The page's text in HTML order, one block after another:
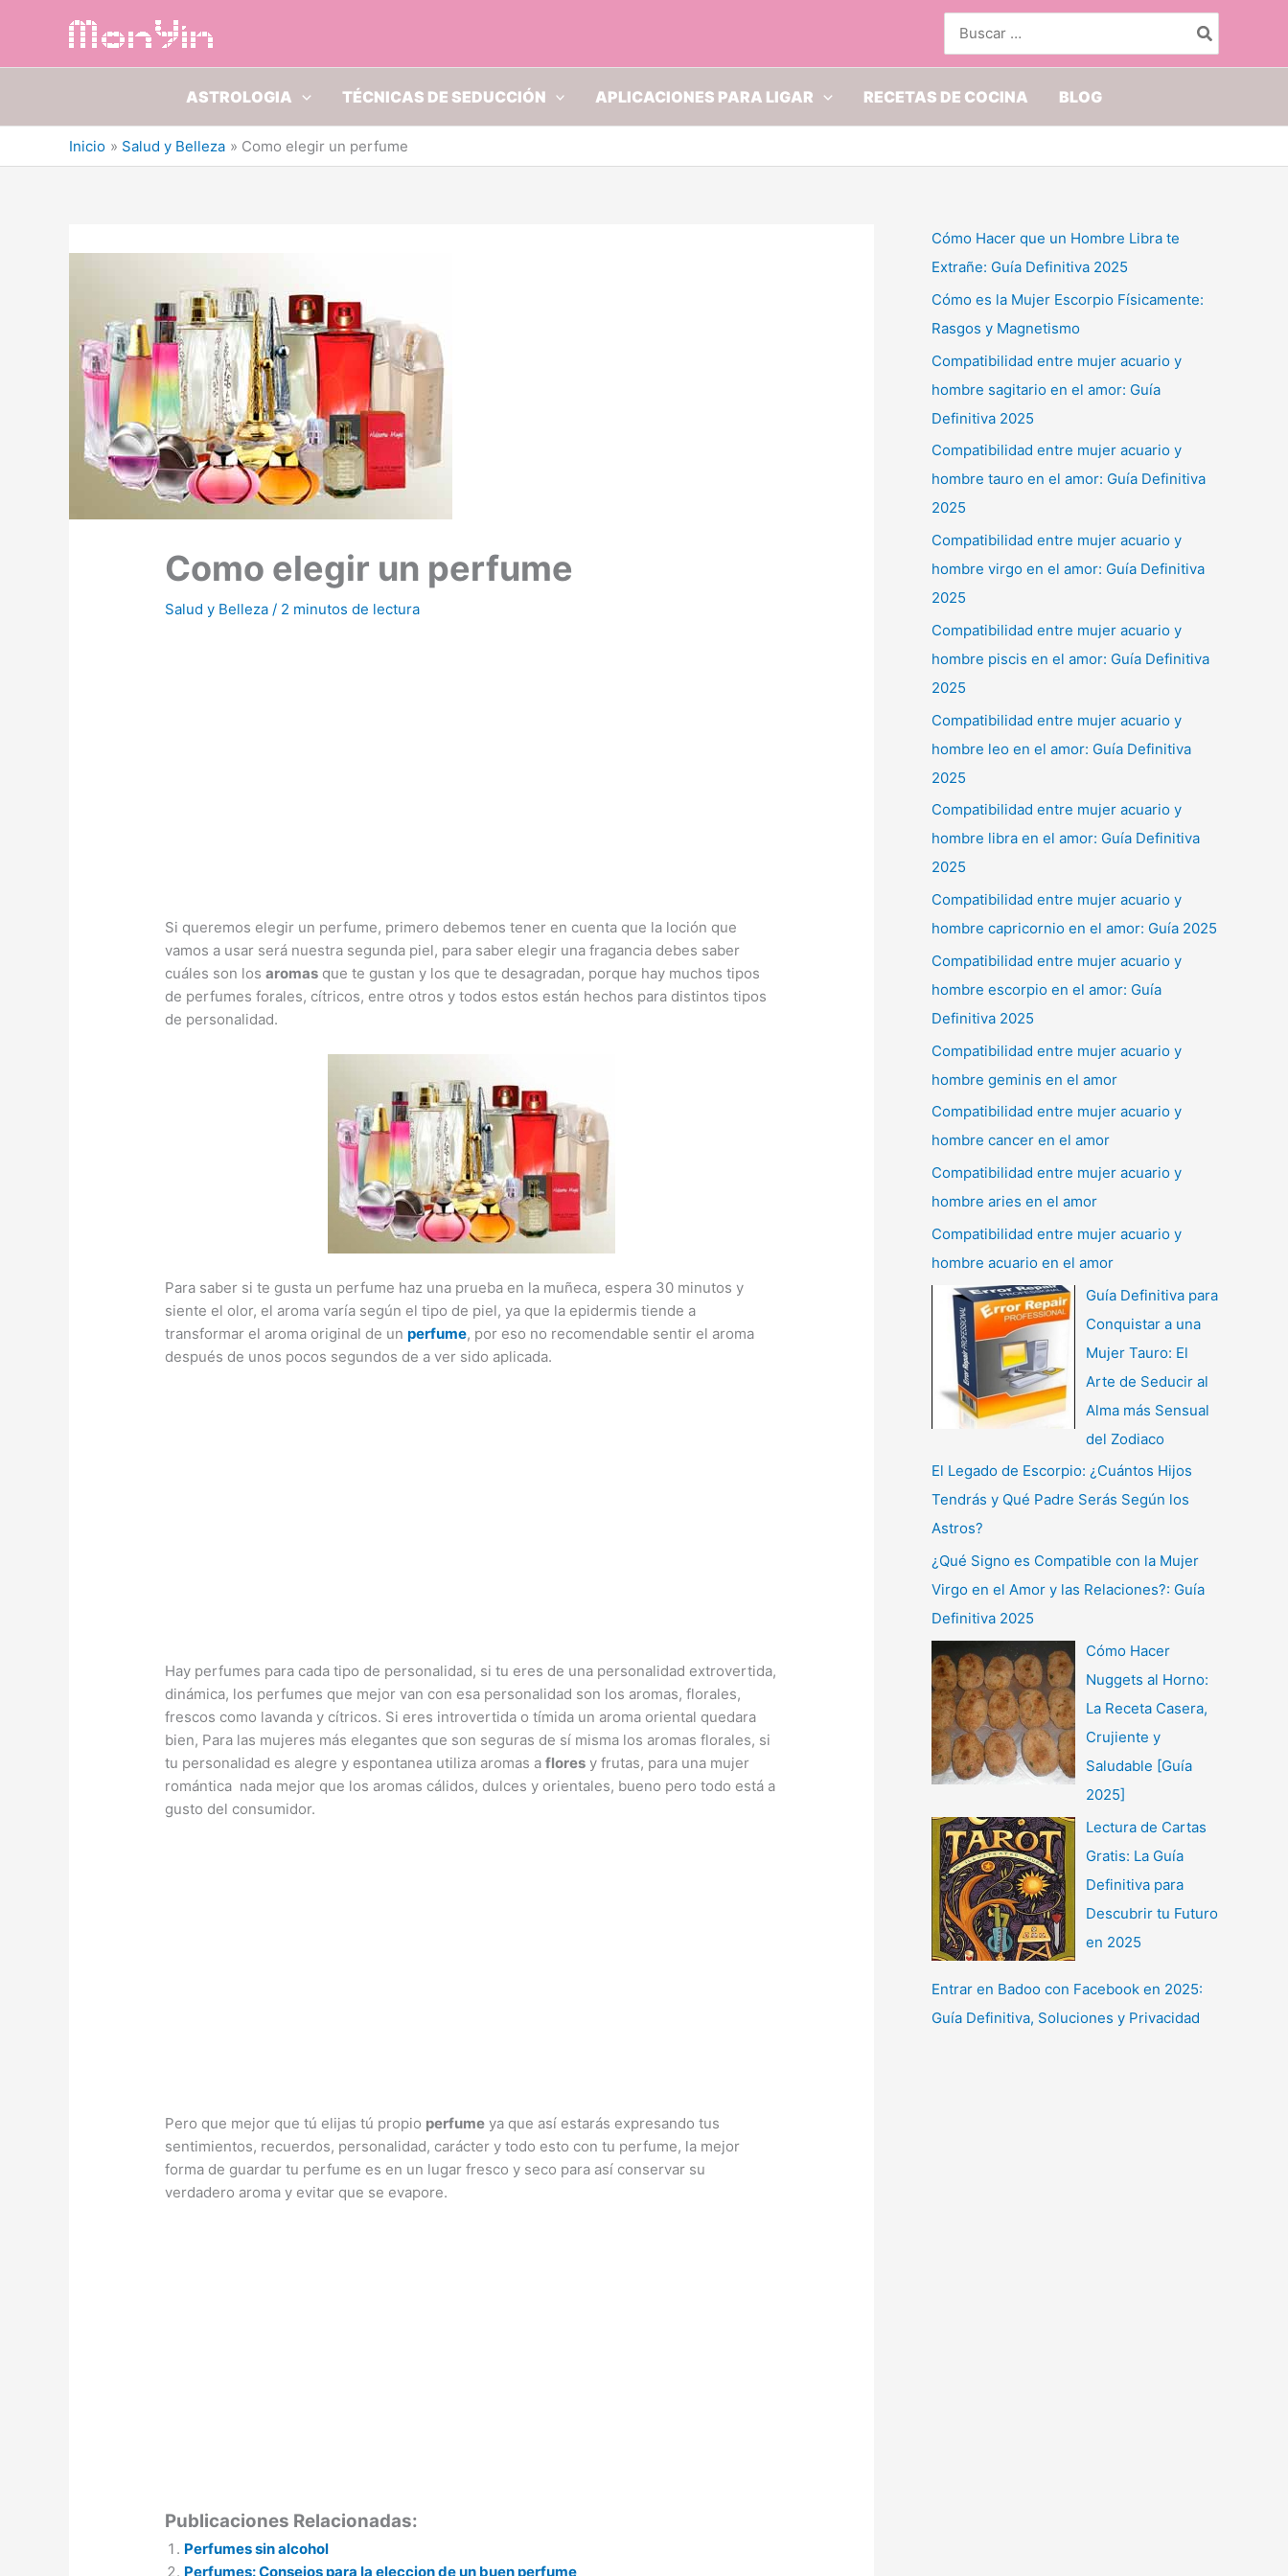
por:
ASTROLOGIA TÉCNICAS DE SEDUCCIÓN APLICACIONES PARA LIGAR RECETAS DE COCINA BLOG
Inicio Salud y Belleza Como elegir un perfume
Como elegir un perfume
Salud y Belleza / 2 minutos de lectura
Si queremos elegir un perfume, primero debemos tener en cuenta que la loción que
vamos a usar será nuestra segunda piel, para saber elegir una fragancia debes saber
cuáles son losaromas que te gustan y los que te desagradan, porque hay muchos tipos
de perfumes forales, cítricos, entre otros y todos estos están hechos para distintos tipos
de personalidad.
Para saber si te gusta un perfume haz una prueba en la muñeca, espera 30 minutos y
siente el olor, el aroma varía según el tipo de piel, ya que la epidermis tiende a
transformar el aroma original de unperfume, por eso no recomendable sentir el aroma
después de unos pocos segundos de a ver sido aplicada.
Hay perfumes para cada tipo de personalidad, si tu eres de una personalidad extrovertida,
dinámica, los perfumes que mejor van con esa personalidad son los aromas, florales,
frescos como lavanda y cítricos. Si eres introvertida o tímida un aroma oriental quedara
bien, Para las mujeres más elegantes que son seguras de sí misma los aromas florales, si
tu personalidad es alegre y espontanea utiliza aromas aflores y frutas, para una mujer
romántica nada mejor que los aromas cálidos, dulces y orientales, bueno pero todo está a
gusto del consumidor.
Pero que mejor que tú elijas tú propio perfume ya que así estarás expresando tus
sentimientos, recuerdos, personalidad, carácter y todo esto con tu perfume, la mejor
forma de guardar tu perfume es en un lugar fresco y seco para así conservar su
verdadero aroma y evitar que se evapore.
Publicaciones Relacionadas:
Perfumes sin alcohol
Perfumes: Consejos para la eleccion de un buen perfume
Cómo Hacer que un Hombre Libra te
Extrañe: Guía Definitiva 2025
Cómo es la Mujer Escorpio Físicamente:
Rasgos y Magnetismo
Compatibilidad entre mujer acuario y
hombre sagitario en el amor: Guía
Definitiva 2025
Compatibilidad entre mujer acuario y
hombre tauro en el amor: Guía Definitiva
2025
Compatibilidad entre mujer acuario y
hombre virgo en el amor: Guía Definitiva
2025
Compatibilidad entre mujer acuario y
hombre piscis en el amor: Guía Definitiva
2025
Compatibilidad entre mujer acuario y
hombre leo en el amor: Guía Definitiva
2025
Compatibilidad entre mujer acuario y
hombre libra en el amor: Guía Definitiva
2025
Compatibilidad entre mujer acuario y
hombre capricornio en el amor: Guía 2025
Compatibilidad entre mujer acuario y
hombre escorpio en el amor: Guía
Definitiva 2025
Compatibilidad entre mujer acuario y
hombre geminis en el amor
Compatibilidad entre mujer acuario y
hombre cancer en el amor
Compatibilidad entre mujer acuario y
hombre aries en el amor
Compatibilidad entre mujer acuario y
hombre acuario en el amor
Guía Definitiva para
Conquistar a una
Mujer Tauro: El
Arte de Seducir al
Alma más Sensual
del Zodiaco
El Legado de Escorpio: ¿Cuántos Hijos
Tendrás y Qué Padre Serás Según los
Astros?
¿Qué Signo es Compatible con la Mujer
Virgo en el Amor y las Relaciones?: Guía
Definitiva 2025
Cómo Hacer
Nuggets al Horno:
La Receta Casera,
Crujiente y
Saludable [Guía
2025]
Lectura de Cartas
Gratis: La Guía
Definitiva para
Descubrir tu Futuro
en 2025
Entrar en Badoo con Facebook en 2025:
Guía Definitiva, Soluciones y Privacidad